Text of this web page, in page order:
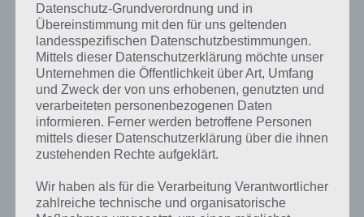
Backen ist die Lösung für das tägliche Rätsel am 21. Mai 2017 in 4
Bilder 1 Wort, doch welche Bedeutung hat dieses eigentlich?
Ich glaube Backen kennt nun wirklich jeder, ob man es auch super
beherrscht sei mal dahingestellt. Tausende, wenn nicht gar Millionen
Backrezepte gibt es weltweit. Doch wie definiert man Backen
eigentlich genau? Bei Backen handelt es sich um eine Gar- und
Lockerungstechnik, einem Begriff aus der Küche.
Aber Backen kommt nicht nur in der Küche vor, wusstest du, dass
Backen auch ein Begriff im Computer-Jargon ist? Hierbei wird defekte
Hardware wie bspw. eine Grafikkarte durch Backen im Backofen
wieder funktionstüchtig gemacht. Dies sollten aber natürlich nur
Datenschutz-Grundverordnung und in
Übereinstimmung mit den für uns geltenden
landesspezifischen Datenschutzbestimmungen.
Mittels dieser Datenschutzerklärung möchte unser
Unternehmen die Öffentlichkeit über Art, Umfang
und Zweck der von uns erhobenen, genutzten und
verarbeiteten personenbezogenen Daten
informieren. Ferner werden betroffene Personen
mittels dieser Datenschutzerklärung über die ihnen
zustehenden Rechte aufgeklärt.
Wir haben als für die Verarbeitung Verantwortlicher
zahlreiche technische und organisatorische